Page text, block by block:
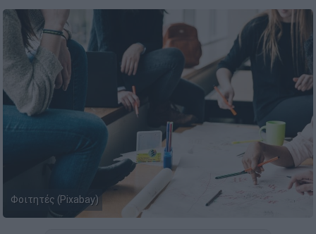
Φοιτητές (Pixabay)